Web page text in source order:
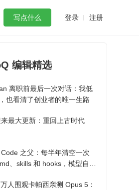
写点什么 登录 注册
flutter
编辑精选
离职前最后一次对话：我低
也看清了创业者的唯一生路
最大更新：重回上古时代
之父：每半年清空一次
、skills 和 hooks，模型自己
人围观卡帕西亲测 Opus 5：